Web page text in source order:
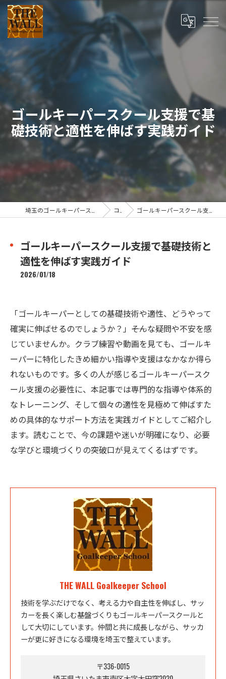
ゴールキーパースクール支援で基
礎技術と適性を伸ばす実践ガイド
コラム ゴールキーパースクール支援で基礎技術と適性を伸ばす実践ガイド
ゴールキーパースクール支援で基礎技術と
適性を伸ばす実践ガイド
2026/01/18
「ゴールキーパーとしての基礎技術や適性、どうやって
確実に伸ばせるのでしょうか？」――そんな疑問や不安を感
じていませんか。クラブ練習や動画を見ても、ゴールキ
ーパーに特化したきめ細かい指導や支援はなかなか得ら
れないものです。多くの人が感じるゴールキーパースク
ール支援の必要性に、本記事では専門的な指導や体系的
なトレーニング、そして個々の適性を見極めて伸ばすた
めの具体的なサポート方法を実践ガイドとしてご紹介し
ます。読むことで、今の課題や迷いが明確になり、必要
な学びと環境づくりの突破口が見えてくるはずです。
THE WALL Goalkeeper School
技術を学ぶだけでなく、考える力や自主性を伸ばし、サッ
カーを長く楽しむ基盤づくりもゴールキーパースクールと
して大切にしています。仲間と共に成長しながら、サッカ
ーが更に好きになる環境を埼玉で整えています。
〒336-0015